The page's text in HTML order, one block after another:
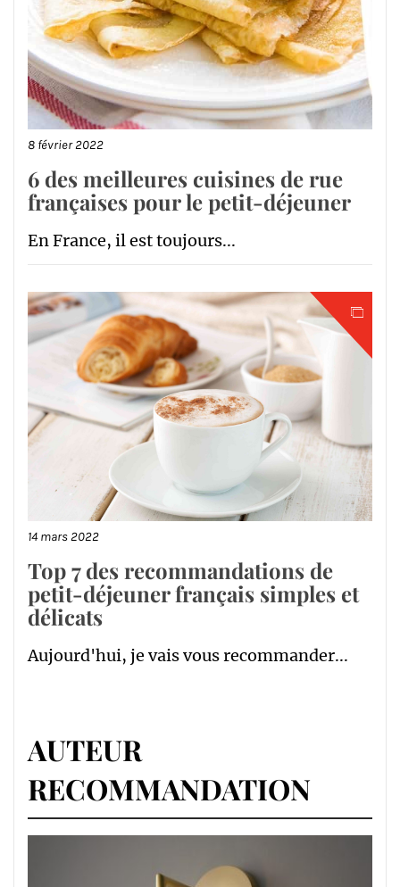
8 février 2022
6 des meilleures cuisines de rue
françaises pour le petit-déjeuner
En France, il est toujours...
14 mars 2022
Top 7 des recommandations de
petit-déjeuner français simples et
délicats
Aujourd'hui, je vais vous recommander...
AUTEUR
RECOMMANDATION